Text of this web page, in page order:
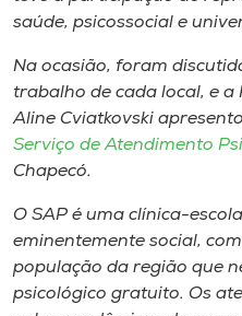
saúde, psicossocial e
Na ocasião, foram
trabalho de cada local, e a
Aline Cviatkovski
Serviço de Atendimento
Chapecó.
O SAP é uma clínica-
eminentemente social,
população da região que
psicológico gratuito. Os